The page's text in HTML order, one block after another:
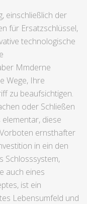
einschließlich der
für Ersatzschlüssel,
technologische
Mmderne
Wege, Ihre
zu beaufsichtigen.
oder Schließen
diese
ernsthafter
in ein den
Schlosssystem,
auch eines
ist ein
Lebensumfeld und